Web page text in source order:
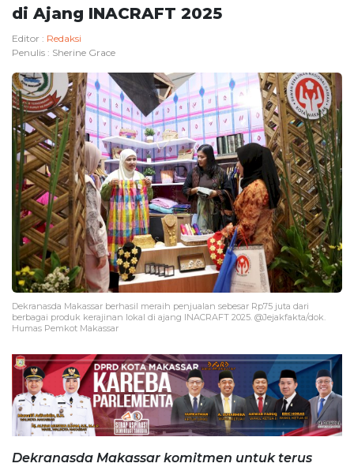
di Ajang INACRAFT 2025
Editor : Redaksi
Penulis : Sherine Grace
Dekranasda Makassar berhasil meraih penjualan sebesar Rp75 juta dari
berbagai produk kerajinan lokal di ajang INACRAFT 2025. @Jejakfakta/dok.
Humas Pemkot Makassar
Dekranasda Makassar komitmen untuk terus